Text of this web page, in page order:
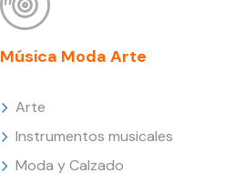
Música Moda Arte
Arte
Instrumentos musicales
Moda y Calzado